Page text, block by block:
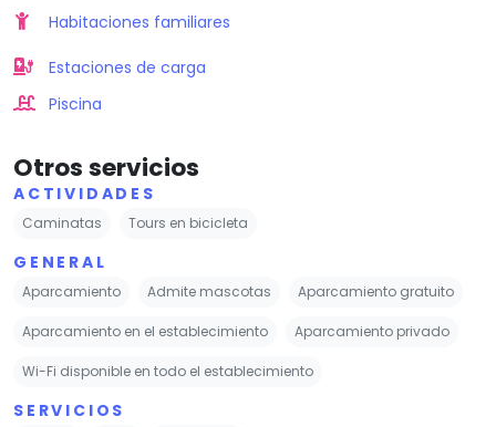
Habitaciones familiares
Estaciones de carga
Piscina
Otros servicios
ACTIVIDADES
Caminatas Tours en bicicleta
GENERAL
Aparcamiento Admite mascotas Aparcamiento gratuito
Aparcamiento en el establecimiento Aparcamiento privado
Wi-Fi disponible en todo el establecimiento
SERVICIOS